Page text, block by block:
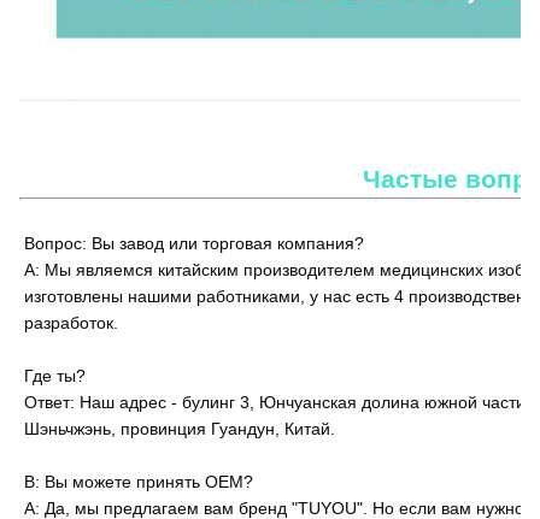
Частые
Вопрос: Вы завод или торговая компания?
A: Мы являемся китайским производителем медицинских
изготовлены нашими работниками, у нас есть 4
разработок.
Где ты?
Ответ: Наш адрес - булинг 3, Юнчуанская долина южной части
Шэньчжэнь, провинция Гуандун, Китай.
В: Вы можете принять OEM?
A: Да, мы предлагаем вам бренд "TUYOU". Но если вам нужно,